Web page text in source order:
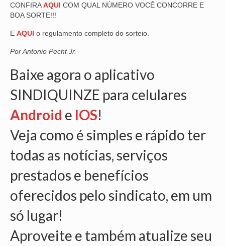
SOROCABA
NOTÍCIAS
BOLETIM
VÍDEOS
CONVÊNIOS
SINDICALIZE-SE
JURÍDICO
NÚCLEOS
APOSENTADOS
AGENTES DE POLÍCIA JUDICIAL
ANALISTAS JUDICIÁRIOS
ACESSIBILIDADE E INCLUSÃO
CONFIRAAQUI COM QUAL NÚMERO VOCÊ CONCORRE E
BOA SORTE!!!
E AQUI o regulamento completo do sorteio.
Por Antonio Pecht Jr.
Baixe agora o aplicativo
SINDIQUINZE para celulares
Android e IOS!
Veja como é simples e rápido ter
todas as notícias, serviços
prestados e benefícios
oferecidos pelo sindicato, em um
só lugar!
Aproveite e também atualize seu